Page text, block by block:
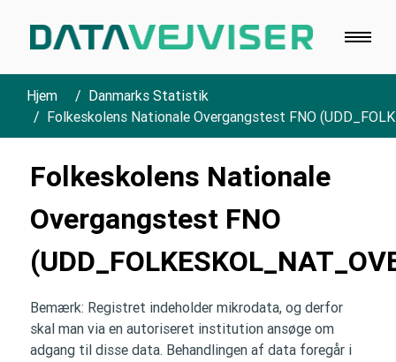
Hjem
Danmarks Statistik
Folkeskolens Nationale Overgangstest FNO
Folkeskolens Nationale
Overgangstest FNO
Bemærk: Registret indeholder mikrodata, og derfor
skal man via en autoriseret institution ansøge om
adgang til disse data. Behandlingen af data foregår i